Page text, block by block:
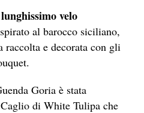
velo
al barocco siciliano,
raccolta e decorata con gli
Goria è stata
di White Tulipa che